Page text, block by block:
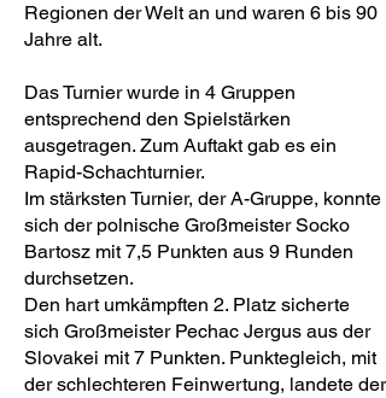
Regionen der Welt an und waren 6 bis 90
Jahre alt.
Das Turnier wurde in 4 Gruppen
entsprechend den Spielstärken
ausgetragen. Zum Auftakt gab es ein
Rapid-Schachturnier.
Im stärksten Turnier, der A-Gruppe, konnte
sich der polnische Großmeister Socko
Bartosz mit 7,5 Punkten aus 9 Runden
durchsetzen.
Den hart umkämpften 2. Platz sicherte
sich Großmeister Pechac Jergus aus der
Slovakei mit 7 Punkten. Punktegleich, mit
der schlechteren Feinwertung, landete der